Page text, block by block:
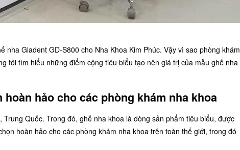
nha Gladent GD-S800 cho Nha Khoa Kim Phúc. Vậy vì sao phòng khám
tôi tìm hiểu những điểm cộng tiêu biểu tạo nên giá trị của mẫu ghế nha
hảo cho các phòng khám nha khoa
Quốc. Trong đó, ghế nha khoa là dòng sản phẩm tiêu biểu, được
hoàn hảo cho các phòng khám nha khoa trên toàn thế giới, trong đó